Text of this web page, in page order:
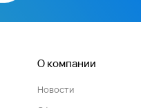
О компании
Новости